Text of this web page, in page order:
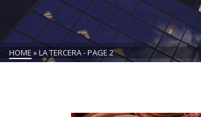
HOME »LA TERCERA- PAGE 2